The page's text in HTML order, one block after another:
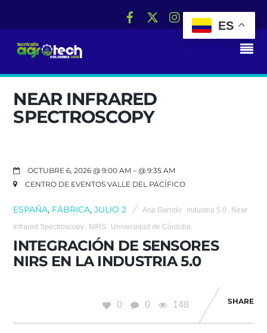
NEAR INFRARED
SPECTROSCOPY
OCTUBRE 6, 2026 @ 9:00 AM– @ 9:35 AM
CENTRO DE EVENTOS VALLE DEL PACÍFICO
ESPAÑA, FÁBRICA,JULIO 2 Ana Garrido industria 5.0 Near
Infrared Spectroscopy NIRS Universidad de Córdoba
INTEGRACIÓN DE SENSORES
NIRS EN LA INDUSTRIA 5.0
0 0 148 SHARE
ES